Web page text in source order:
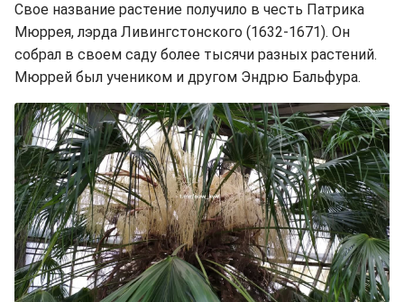
Свое название растение получило в честь Патрика
Мюррея, лэрда Ливингстонского (1632-1671). Он
собрал в своем саду более тысячи разных растений.
Мюррей был учеником и другом Эндрю Бальфура.